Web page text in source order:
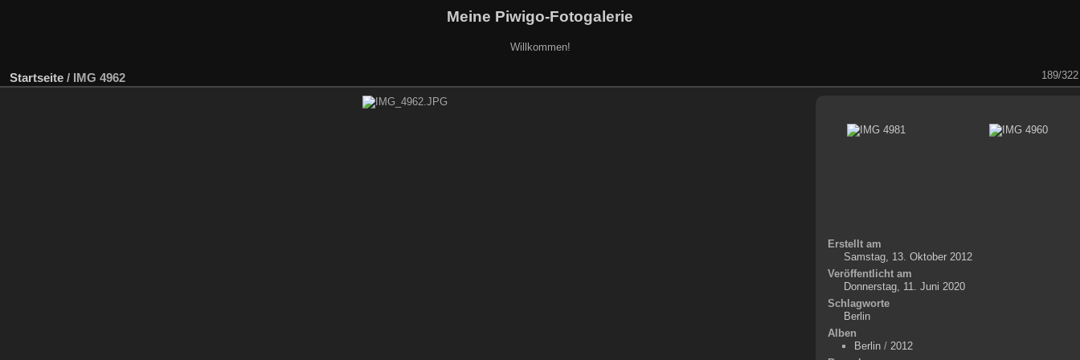
Meine Piwigo-Fotogalerie
Willkommen!
Startseite / IMG 4962 189/322
Erstellt am
Samstag, 13. Oktober 2012
Veröffentlicht am
Donnerstag, 11. Juni 2020
Schlagworte
Berlin
Alben
Berlin/ 2012